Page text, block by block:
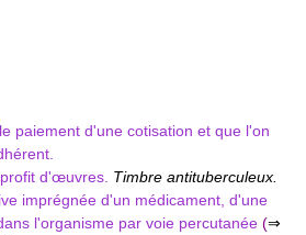
paiement d'une cotisation et que l'on
d'œuvres. Timbre antituberculeux.
imprégnée d'un médicament, d'une
l'organisme par voie percutanée (⇒